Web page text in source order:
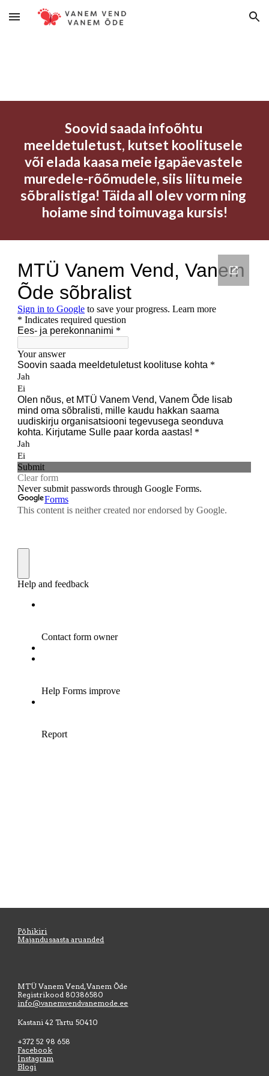
Skip to main content Skip to navigation
Soovid saada infoõhtu
meeldetuletust, kutset koolitusele
või elada kaasa meie igapäevastele
muredele-rõõmudele, siis liitu meie
sõbralistiga! Täida all olev vorm ning
hoiame sind toimuvaga kursis!
Põhikiri
Majandusaasta aruanded
MTÜ Vanem Vend, Vanem Õde
Registrikood 80386580
info@vanemvendvanemode.ee
Kastani 42 Tartu 50410
+372 52 98 658
Facebook
Instagram
Blogi